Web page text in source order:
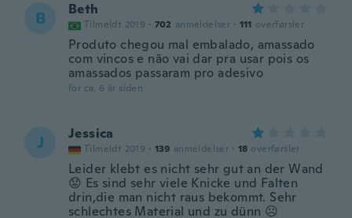
B Beth
Tilmeldt 2019 · 702 anmeldelser · 111 overførsler
Produto chegou mal embalado, amassado
com vincos e não vai dar pra usar pois os
amassados passaram pro adesivo
for ca. 6 år siden
J Jessica
Tilmeldt 2019 · 139 anmeldelser · 18 overførsler
Leider klebt es nicht sehr gut an der Wand
😟 Es sind sehr viele Knicke und Falten
drin,die man nicht raus bekommt. Sehr
schlechtes Material und zu dünn ☹